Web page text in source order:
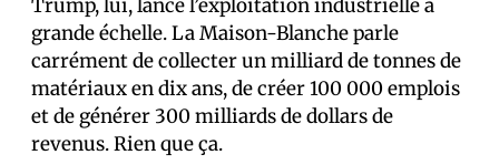
Trump, lui, lance l’exploitation industrielle à
grande échelle. La Maison-Blanche parle
carrément de collecter un milliard de tonnes de
matériaux en dix ans, de créer 100 000 emplois
et de générer 300 milliards de dollars de
revenus. Rien que ça.